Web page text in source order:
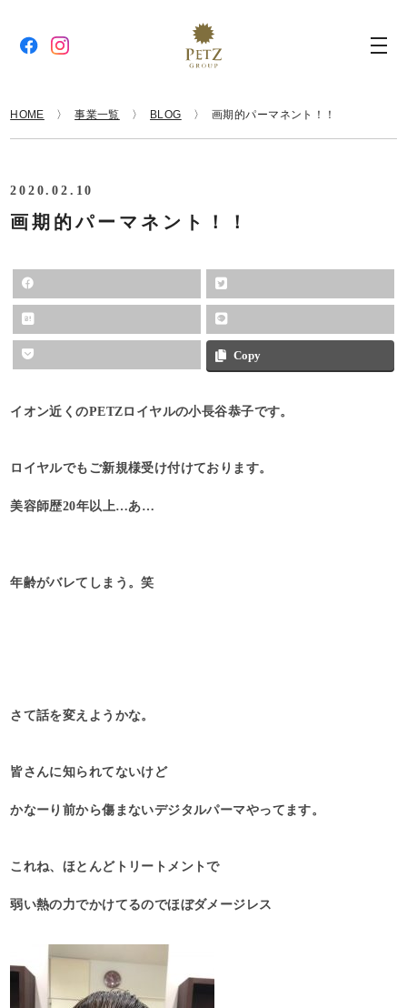
HOME 事業一覧 BLOG 画期的パーマネント！！
2020.02.10
画期的パーマネント！！
Copy
イオン近くのPETZロイヤルの小長谷恭子です。
ロイヤルでもご新規様受け付けております。
美容師歴20年以上…あ…
年齢がバレてしまう。笑
さて話を変えようかな。
皆さんに知られてないけど
かなーり前から傷まないデジタルパーマやってます。
これね、ほとんどトリートメントで
弱い熱の力でかけてるのでほぼダメージレス